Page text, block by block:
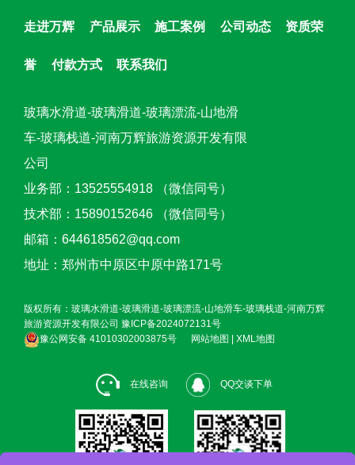
走进万辉 产品展示 施工案例 公司动态 资质荣
誉 付款方式 联系我们
玻璃水滑道-玻璃滑道-玻璃漂流-山地滑
车-玻璃栈道-河南万辉旅游资源开发有限
公司
业务部：13525554918 （微信同号）
技术部：15890152646 （微信同号）
邮箱：644618562@qq.com
地址：郑州市中原区中原中路171号
版权所有：玻璃水滑道-玻璃滑道-玻璃漂流-山地滑车-玻璃栈道-河南万辉
旅游资源开发有限公司 豫ICP备2024072131号
豫公网安备 41010302003875号
网站地图 | XML地图
在线咨询 QQ交谈下单